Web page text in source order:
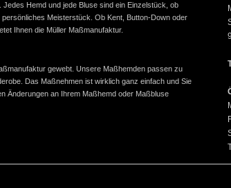
Hemd und jede Bluse sind ein Einzelstück, ob
Meisterstück. Ob Kent, Button-Down oder
Ihnen die Müller Maßmanufaktur.
gewebt. Unsere Maßhemden passen zu
Das Maßnehmen ist wirklich ganz einfach und Sie
Änderungen an Ihrem Maßhemd oder Maßbluse